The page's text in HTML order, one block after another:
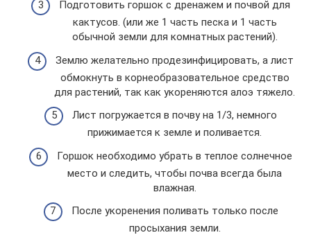
Подготовить горшок с дренажем и почвой для
кактусов. (или же 1 часть песка и 1 часть
обычной земли для комнатных растений).
Землю желательно продезинфицировать, а лист
обмокнуть в корнеобразовательное средство
для растений, так как укореняются алоэ тяжело.
Лист погружается в почву на 1/3, немного
прижимается к земле и поливается.
Горшок необходимо убрать в теплое солнечное
место и следить, чтобы почва всегда была
влажная.
После укоренения поливать только после
просыхания земли.